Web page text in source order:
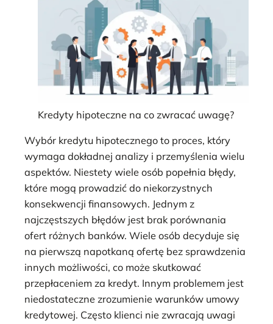
Kredyty hipoteczne na co zwracać uwagę?
Wybór kredytu hipotecznego to proces, który
wymaga dokładnej analizy i przemyślenia wielu
aspektów. Niestety wiele osób popełnia błędy,
które mogą prowadzić do niekorzystnych
konsekwencji finansowych. Jednym z
najczęstszych błędów jest brak porównania
ofert różnych banków. Wiele osób decyduje się
na pierwszą napotkaną ofertę bez sprawdzenia
innych możliwości, co może skutkować
przepłaceniem za kredyt. Innym problemem jest
niedostateczne zrozumienie warunków umowy
kredytowej. Często klienci nie zwracają uwagi